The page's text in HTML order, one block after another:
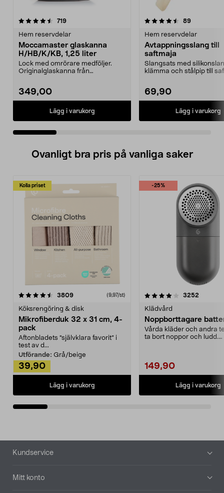
719recensioner
Hem reservdelar
Moccamaster glaskanna
H/HB/K/KB, 1,25 liter
Lock med omrörare medföljer.
Originalglaskanna från
349,00
Lägg i varukorg
4.5 av 5 stjärnor 89recensioner
Hem reservdelar
Avtappningsslang till
saftmaja
Slangsats med
klämma och stålpip till
69,90
Lägg i varukorg
4.5 av 5 stjärnor
Ovanligt bra pris på vanliga saker
Kolla priset
3809recensioner (9,97/st)
Köksrengöring & disk
Mikrofiberduk 32 x 31 cm, 4-
pack
Aftonbladets "självklara favorit” i
test av d...
Utförande: Grå/beige
39,90
Lägg i varukorg
-25%
4.0av 5 stjärnor 3252
Klädvård
Noppborttagare
Vårda kläder och andra
ta bort noppor och ludd.
149,90
Lägg i varukorg
4.5av 5 stjärnor
Sidfot
Kundservice
Mitt konto